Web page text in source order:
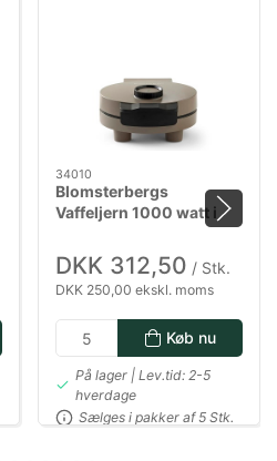
34010
Blomsterbergs
Vaffeljern 1000 watt i
DKK 312,50 / Stk.
DKK 250,00 ekskl. moms
Køb nu
På lager | Lev.tid: 2-5
hverdage
Sælges i pakker af 5 Stk.